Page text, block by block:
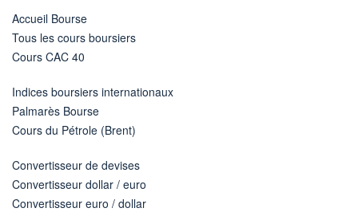
Accueil Bourse
Tous les cours boursiers
Cours CAC 40
Indices boursiers internationaux
Palmarès Bourse
Cours du Pétrole (Brent)
Convertisseur de devises
Convertisseur dollar / euro
Convertisseur euro / dollar